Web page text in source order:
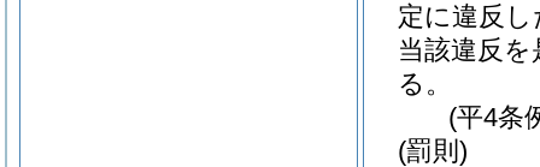
定に違反
当該違反
る。
(平4条
(罰則)